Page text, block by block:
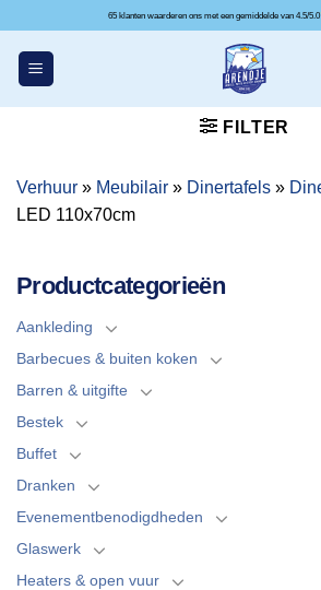
inhoud
65 klanten waarderen ons met
FILTER
Verhuur » Meubilair » Dinertafels »
LED 110x70cm
Productcategorieën
Aankleding
Barbecues & buiten koken
Barren & uitgifte
Bestek
Buffet
Dranken
Evenementbenodigdheden
Glaswerk
Heaters & open vuur